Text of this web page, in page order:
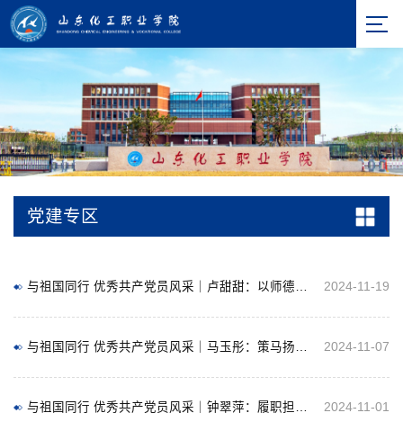
党建专区
与祖国同行 优秀共产党员风采｜卢甜甜：以师德铸魂，以管理育心，以科研促教 2024-11-19
与祖国同行 优秀共产党员风采｜马玉彤：策马扬鞭正当时，矢志笃行立芳华 2024-11-07
与祖国同行 优秀共产党员风采｜钟翠萍：履职担当守初心 争做新时代优秀党务人 2024-11-01